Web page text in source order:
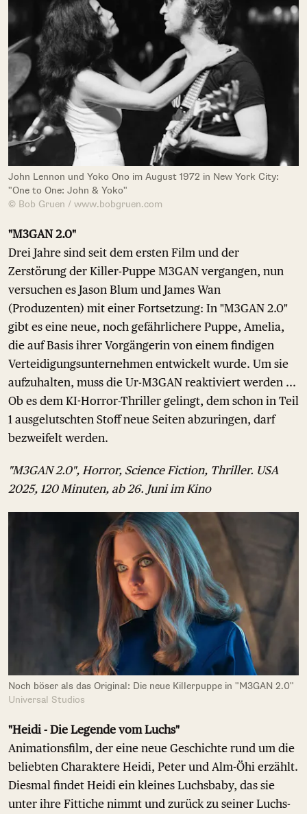
John Lennon und Yoko Ono im August 1972 in New York City:
"One to One: John & Yoko"
© Bob Gruen / www.bobgruen.com
"M3GAN 2.0"
Drei Jahre sind seit dem ersten Film und der
Zerstörung der Killer-Puppe M3GAN vergangen, nun
versuchen es Jason Blum und James Wan
(Produzenten) mit einer Fortsetzung: In "M3GAN 2.0"
gibt es eine neue, noch gefährlichere Puppe, Amelia,
die auf Basis ihrer Vorgängerin von einem findigen
Verteidigungsunternehmen entwickelt wurde. Um sie
aufzuhalten, muss die Ur-M3GAN reaktiviert werden ...
Ob es dem KI-Horror-Thriller gelingt, dem schon in Teil
1 ausgelutschten Stoff neue Seiten abzuringen, darf
bezweifelt werden.
"M3GAN 2.0", Horror, Science Fiction, Thriller. USA
2025, 120 Minuten, ab 26. Juni im Kino
Noch böser als das Original: Die neue Killerpuppe in "M3GAN 2.0"
Universal Studios
"Heidi - Die Legende vom Luchs"
Animationsfilm, der eine neue Geschichte rund um die
beliebten Charaktere Heidi, Peter und Alm-Öhi erzählt.
Diesmal findet Heidi ein kleines Luchsbaby, das sie
unter ihre Fittiche nimmt und zurück zu seiner Luchs-